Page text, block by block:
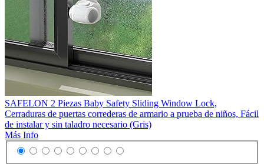
SAFELON 2 Piezas Baby Safety Sliding Window Lock,
Cerraduras de puertas correderas de armario a prueba de niños, Fácil
de instalar y sin taladro necesario (Gris)
Más Info